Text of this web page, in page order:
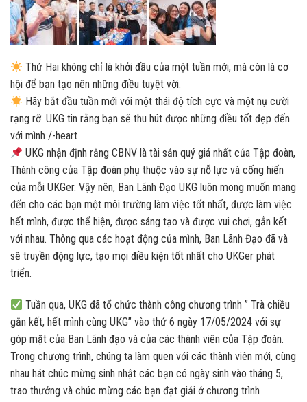
Thứ Hai không chỉ là khởi đầu của một tuần mới, mà còn là cơ
hội để bạn tạo nên những điều tuyệt vời.
Hãy bắt đầu tuần mới với một thái độ tích cực và một nụ cười
rạng rỡ. UKG tin rằng bạn sẽ thu hút được những điều tốt đẹp đến
với mình /-heart
UKG nhận định rằng CBNV là tài sản quý giá nhất của Tập đoàn,
Thành công của Tập đoàn phụ thuộc vào sự nỗ lực và cống hiến
của mỗi UKGer. Vậy nên, Ban Lãnh Đạo UKG luôn mong muốn mang
đến cho các bạn một môi trường làm việc tốt nhất, được làm việc
hết mình, được thể hiện, được sáng tạo và được vui chơi, gắn kết
với nhau. Thông qua các hoạt động của mình, Ban Lãnh Đạo đã và
sẽ truyền động lực, tạo mọi điều kiện tốt nhất cho UKGer phát
triển.
Tuần qua, UKG đã tổ chức thành công chương trình ” Trà chiều
gắn kết, hết mình cùng UKG” vào thứ 6 ngày 17/05/2024 với sự
góp mặt của Ban Lãnh đạo và của các thành viên của Tập đoàn.
Trong chương trình, chúng ta làm quen với các thành viên mới, cùng
nhau hát chúc mừng sinh nhật các bạn có ngày sinh vào tháng 5,
trao thưởng và chúc mừng các bạn đạt giải ở chương trình